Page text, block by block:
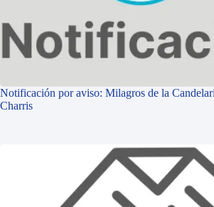
Notificación por aviso: Milagros de la
Charris